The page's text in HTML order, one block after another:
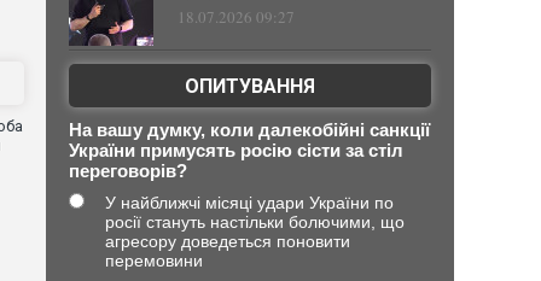
18.07.2026 09:27
ОПИТУВАННЯ
На вашу думку, коли далекобійні санкції
України примусять росію сісти за стіл
переговорів?
У найближчі місяці удари України по
росії стануть настільки болючими, що
агресору доведеться поновити
перемовини